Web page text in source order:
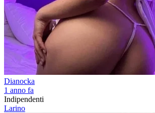
Dianocka
1 anno fa
Indipendenti
Larino